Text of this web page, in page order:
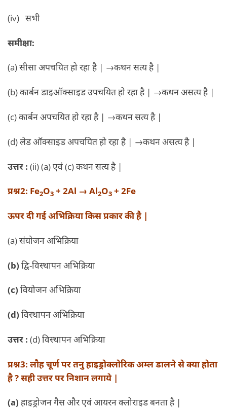
(iv) सभी
समीक्षा:
(a) सीसा अपचयित हो रहा है | →कथन सत्य है |
(b) कार्बन डाइऑक्साइड उपचयित हो रहा है | →कथन असत्य है |
(c) कार्बन अपचयित हो रहा है | →कथन सत्य है |
(d) लेड ऑक्साइड अपचयित हो रहा है | →कथन असत्य है |
उत्तर : (ii) (a) एवं (c) कथन सत्य है |
प्रश्न2: Fe2O3 + 2Al → Al2O3 + 2Fe
ऊपर दी गई अभिक्रिया किस प्रकार की है |
(a) संयोजन अभिक्रिया
(b) द्वि-विस्थापन अभिक्रिया
(c) वियोजन अभिक्रिया
(d) विस्थापन अभिक्रिया
उत्तर : (d) विस्थापन अभिक्रिया
प्रश्न3: लौह चूर्ण पर तनु हाइड्रोक्लोरिक अम्ल डालने से क्या होता
है ? सही उत्तर पर निशान लगाये |
(a) हाइड्रोजन गैस और एवं आयरन क्लोराइड बनता है |